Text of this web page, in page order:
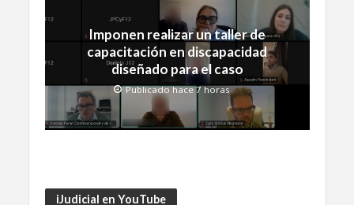
Imponen realizar un taller de
capacitación en discapacidad
diseñado para el caso
Publicado hace 7 horas
iJudicial en YouTube